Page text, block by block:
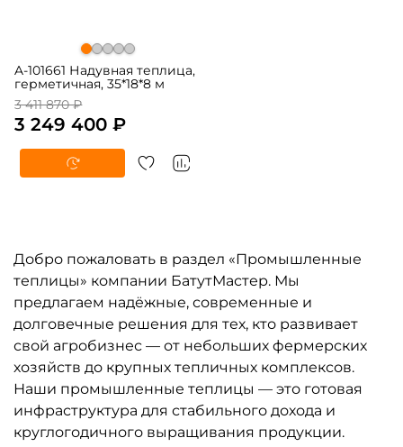
A-101661 Надувная теплица,
герметичная, 35*18*8 м
3 411 870 ₽
3 249 400 ₽
Добро пожаловать в раздел «Промышленные
теплицы» компании БатутМастер. Мы
предлагаем надёжные, современные и
долговечные решения для тех, кто развивает
свой агробизнес — от небольших фермерских
хозяйств до крупных тепличных комплексов.
Наши промышленные теплицы — это готовая
инфраструктура для стабильного дохода и
круглогодичного выращивания продукции.